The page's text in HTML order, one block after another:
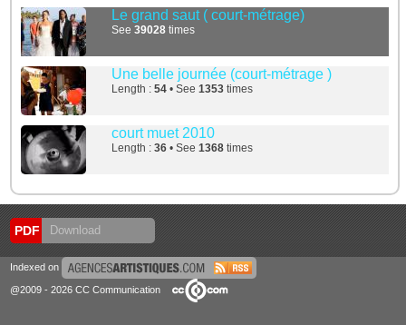
Le grand saut ( court-métrage)
See39028 times
Une belle journée (court-métrage )
Length :54 • See1353 times
court muet 2010
Length :36 • See1368 times
PDF Download
Indexed on
@2009 - 2026 CC Communication